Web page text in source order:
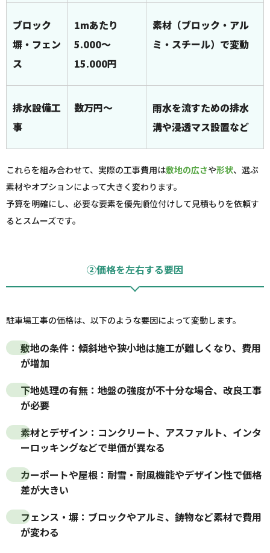
ブロック
塀・フェン
ス
1mあたり
5.000～
15.000円
素材（ブロック・アル
ミ・スチール）で変動
排水設備工
事
数万円～
雨水を流すための排水
溝や浸透マス設置など
これらを組み合わせて、実際の工事費用は敷地の広さや形状、選ぶ
素材やオプションによって大きく変わります。
予算を明確にし、必要な要素を優先順位付けして見積もりを依頼す
るとスムーズです。
②価格を左右する要因
駐車場工事の価格は、以下のような要因によって変動します。
敷地の条件 ：傾斜地や狭小地は施工が難しくなり、費用
が増加
下地処理の有無 ：地盤の強度が不十分な場合、改良工事
が必要
素材とデザイン ：コンクリート、アスファルト、インタ
ーロッキングなどで単価が異なる
カーポートや屋根 ：耐雪・耐風機能やデザイン性で価格
差が大きい
フェンス・塀 ：ブロックやアルミ、鋳物など素材で費用
が変わる